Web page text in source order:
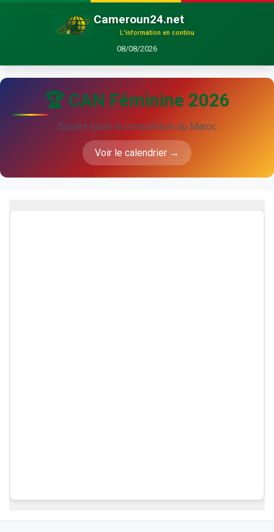
Cameroun24.net
L'information en continu
08/08/2026
🏆 CAN Féminine 2026
Suivez toute la compétition au Maroc
Voir le calendrier →